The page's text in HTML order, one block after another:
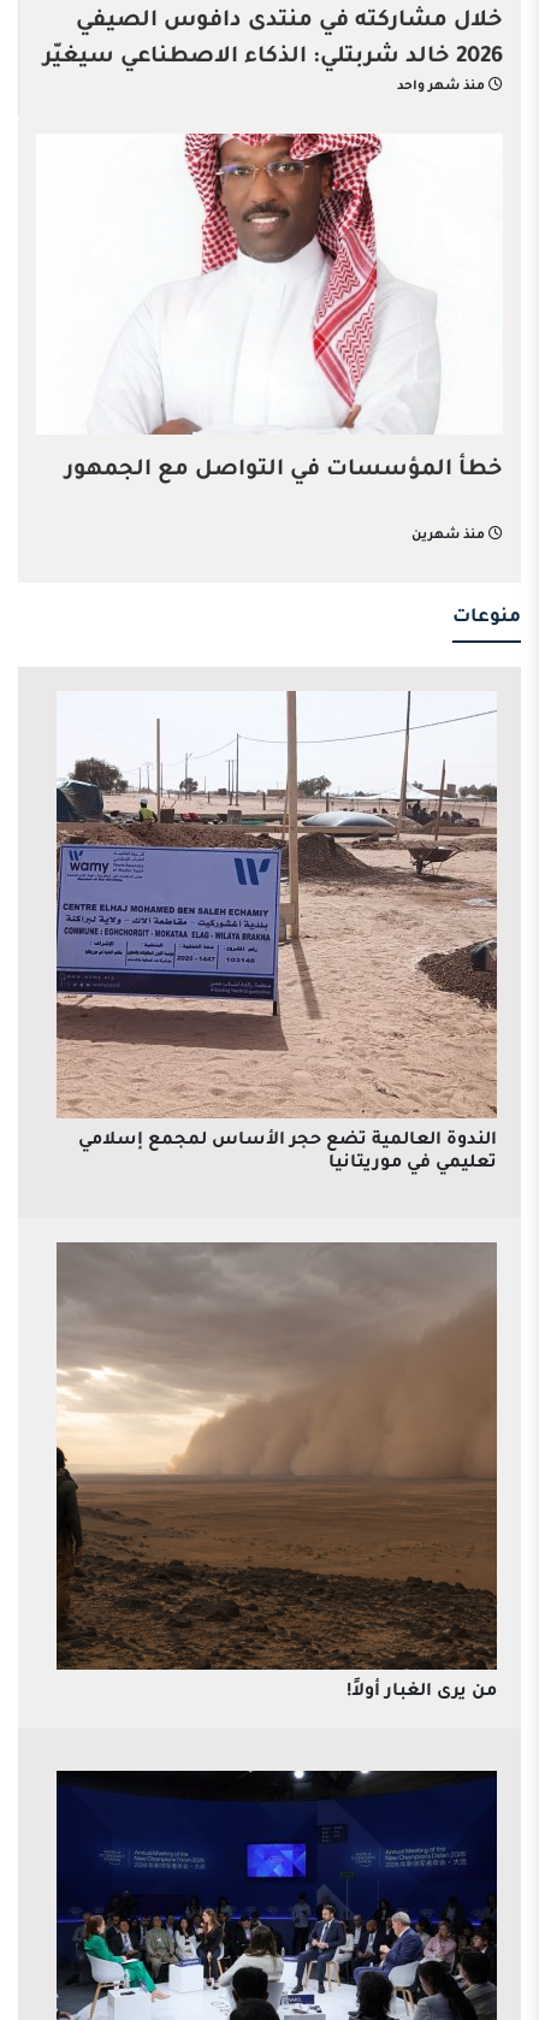
خلال مشاركته في منتدى دافوس الصيفي
2026 خالد شربتلي: الذكاء الاصطناعي سيغيّر
قواعد الاقتصاد العالمي
منذ شهر واحد
خطأ المؤسسات في التواصل مع الجمهور
منذ شهرين
منوعات
الندوة العالمية تضع حجر الأساس لمجمع إسلامي
تعليمي في موريتانيا
من يرى الغبار أولاً!